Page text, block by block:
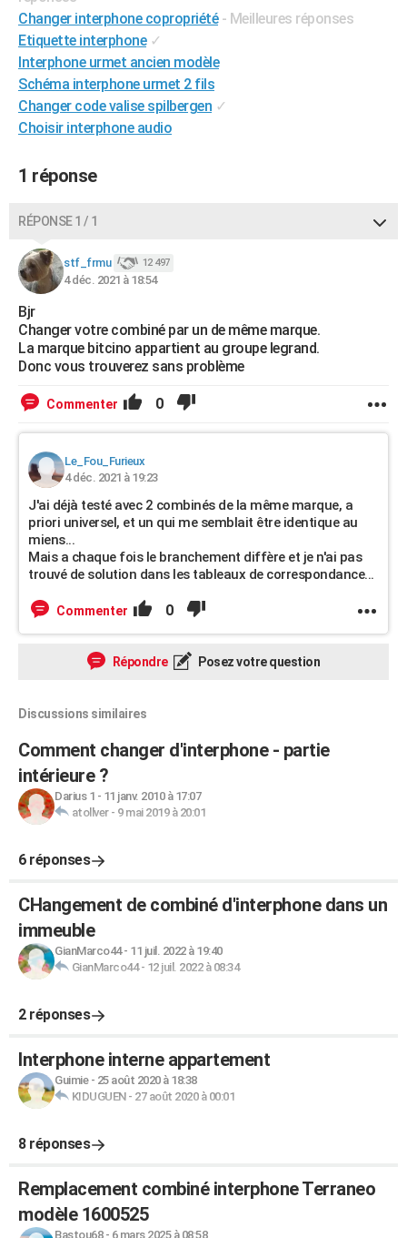
Changer interphone copropriété - Meilleures réponses
Etiquette interphone ✓
Interphone urmet ancien modèle
Schéma interphone urmet 2 fils
Changer code valise spilbergen ✓
Choisir interphone audio
1 réponse
RÉPONSE 1 / 1
stf_frmu 12 497
4 déc. 2021 à 18:54
Bjr
Changer votre combiné par un de même marque.
La marque bitcino appartient au groupe legrand.
Donc vous trouverez sans problème
Commenter 0
Le_Fou_Furieux
4 déc. 2021 à 19:23
J'ai déjà testé avec 2 combinés de la même marque, a
priori universel, et un qui me semblait être identique au
miens...
Mais a chaque fois le branchement diffère et je n'ai pas
trouvé de solution dans les tableaux de correspondance...
Commenter 0
Répondre Posez votre question
Discussions similaires
Comment changer d'interphone - partie
intérieure ?
Darius 1 - 11 janv. 2010 à 17:07
atollver- 9 mai 2019 à 20:01
6 réponses
CHangement de combiné d'interphone dans un
immeuble
GianMarco44- 11 juil. 2022 à 19:40
GianMarco44- 12 juil. 2022 à 08:34
2 réponses
Interphone interne appartement
Guimie- 25 août 2020 à 18:38
KIDUGUEN- 27 août 2020 à 00:01
8 réponses
Remplacement combiné interphone Terraneo
modèle 1600525
Bastou68- 6 mars 2025 à 08:58